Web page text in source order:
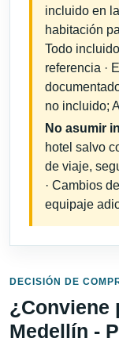
incluido en
habitación
Todo
referencia ·
no incluido;
No asumir
hotel salvo
de viaje,
· Cambios
equipaje
DECISIÓN DE
¿Conviene
Medellín -